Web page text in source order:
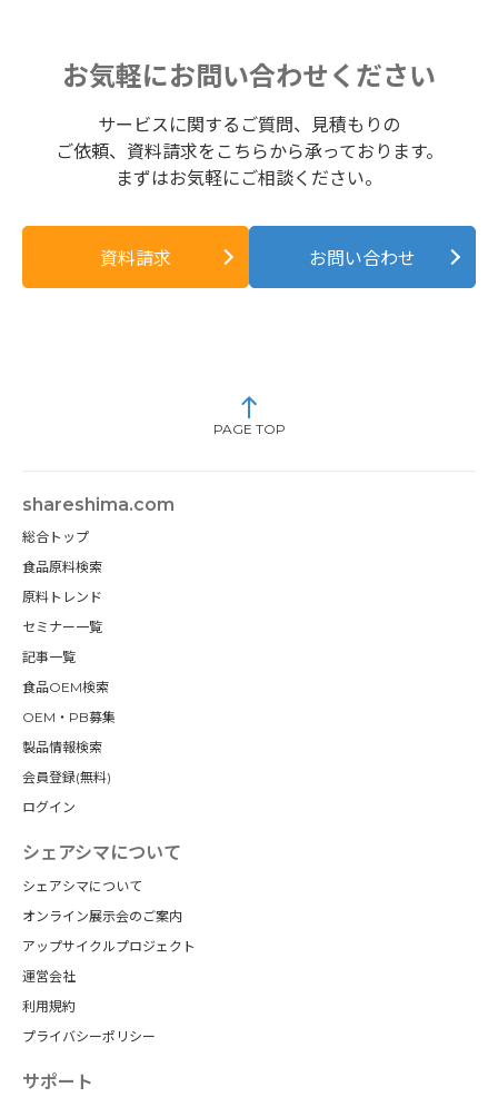
お気軽にお問い合わせください
サービスに関するご質問、見積もりの
ご依頼、資料請求をこちらから承っております。
まずはお気軽にご相談ください。
資料請求 お問い合わせ
PAGE TOP
shareshima.com
総合トップ
食品原料検索
原料トレンド
セミナー一覧
記事一覧
食品OEM検索
OEM・PB募集
製品情報検索
会員登録(無料)
ログイン
シェアシマについて
シェアシマについて
オンライン展示会のご案内
アップサイクルプロジェクト
運営会社
利用規約
プライバシーポリシー
サポート